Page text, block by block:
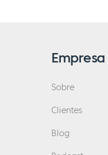
Empresa
Sobre
Clientes
Blog